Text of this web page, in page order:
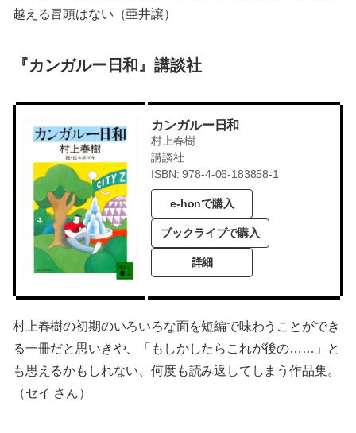
越える冒頭はない（亜井譲）
『カンガルー日和』講談社
カンガルー日和
村上春樹
講談社
ISBN: 978-4-06-183858-1
e-honで購入
ブックライブで購入
詳細
村上春樹の初期のいろいろな面を短編で味わうことができ
る一冊だと思いきや、「もしかしたらこれが後の……」と
も思えるかもしれない、何度も読み返してしまう作品集。
（セイ さん）